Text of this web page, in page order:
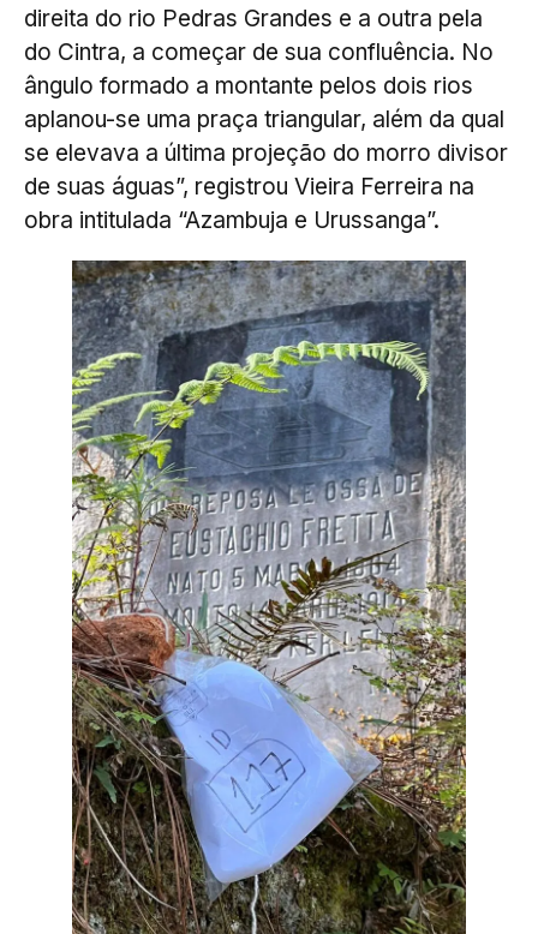
direita do rio Pedras Grandes e a outra pela
do Cintra, a começar de sua confluência. No
ângulo formado a montante pelos dois rios
aplanou-se uma praça triangular, além da qual
se elevava a última projeção do morro divisor
de suas águas”, registrou Vieira Ferreira na
obra intitulada “Azambuja e Urussanga”.